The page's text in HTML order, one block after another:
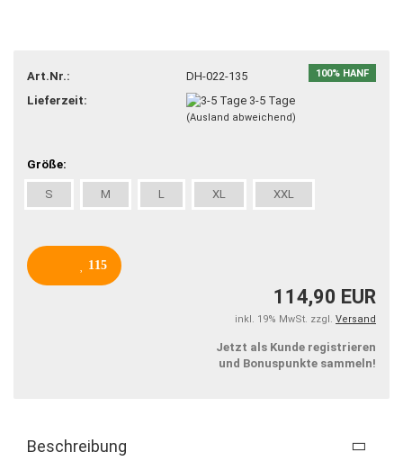
100% HANF
Art.Nr.:
DH-022-135
Lieferzeit:
3-5 Tage
(Ausland abweichend)
Größe:
S M L XL XXL
115
114,90 EUR
inkl. 19% MwSt. zzgl. Versand
Jetzt als Kunde registrieren
und Bonuspunkte sammeln!
Beschreibung